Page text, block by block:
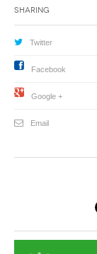
Sharing
Twitter
Facebook
Google +
Email